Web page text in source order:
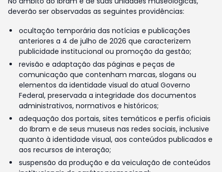
deverão ser observadas as seguintes providências:
ocultação temporária das notícias e publicações
anteriores a 4 de julho de 2026 que caracterizem
publicidade institucional ou promoção da gestão;
revisão e adaptação das páginas e peças de
comunicação que contenham marcas, slogans ou
elementos da identidade visual do atual Governo
Federal, preservada a integridade dos documentos
administrativos, normativos e históricos;
adequação dos portais, sites temáticos e perfis oficiais
do Ibram e de seus museus nas redes sociais, inclusive
quanto à identidade visual, aos conteúdos publicados e
aos recursos de interação;
suspensão da produção e da veiculação de conteúdos